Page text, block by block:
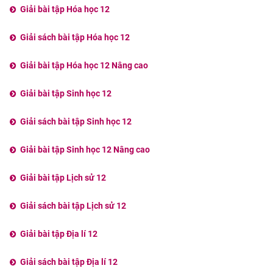
Giải bài tập Hóa học 12
Giải sách bài tập Hóa học 12
Giải bài tập Hóa học 12 Nâng cao
Giải bài tập Sinh học 12
Giải sách bài tập Sinh học 12
Giải bài tập Sinh học 12 Nâng cao
Giải bài tập Lịch sử 12
Giải sách bài tập Lịch sử 12
Giải bài tập Địa lí 12
Giải sách bài tập Địa lí 12